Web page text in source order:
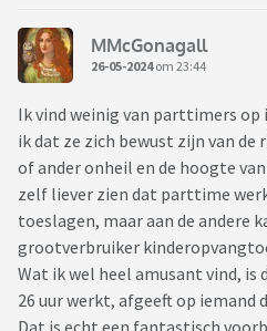
MMcGonagall
26-05-2024om 23:44
Ik vind weinig van parttimers op
ik dat ze zich bewust zijn van de
of ander onheil en de hoogte
zelf liever zien dat parttime
toeslagen, maar aan de andere
grootverbruiker
Wat ik wel heel amusant vind, is
26 uur werkt, afgeeft op iemand